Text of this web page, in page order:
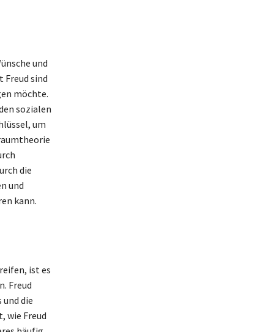
und
Freud sind
möchte.
sozialen
um
die
und
kann.
ist es
Freud
die
wie Freud